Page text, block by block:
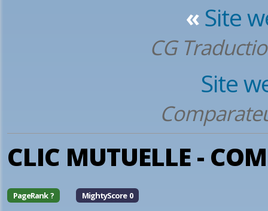
«Site
CG
Site
CLIC MUTUELLE -
PageRank ? MightyScore 0